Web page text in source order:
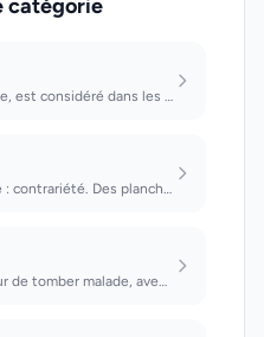
catégorie
Attribut de la puissance, est considéré dans les rêves des hommes et...
Une chose quelconque : contrariété. Des planches : consolidation de la situation...
Rêve suscité par la peur de tomber malade, avec l'espoir d'un secours extra-terr...